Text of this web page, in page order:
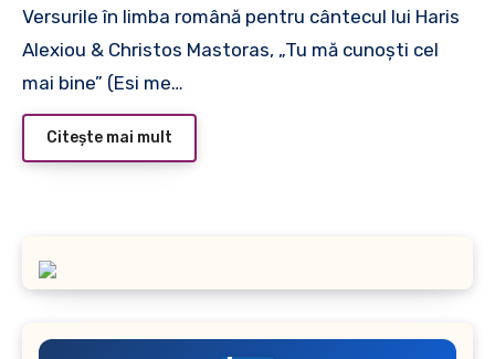
cunoști cel mai bine
Versurile în limba română pentru cântecul lui Haris
Alexiou & Christos Mastoras, „Tu mă cunoști cel
mai bine” (Esi me…
Citește mai mult